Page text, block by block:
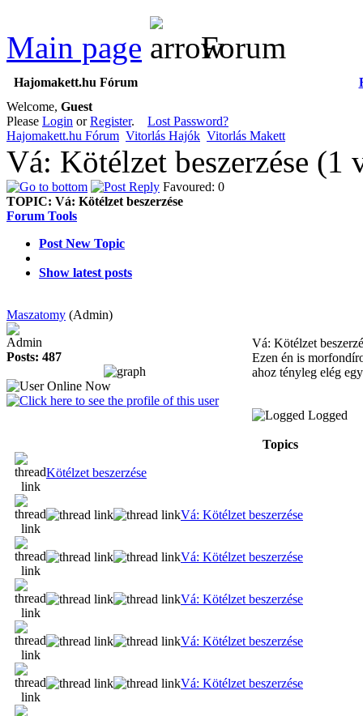
Main page Forum
Hajomakett.hu Fórum
Welcome, Guest
Please Login orRegister. Lost Password?
Hajomakett.hu Fórum Vitorlás Hajók Vitorlás Makett
Vá: Kötélzet beszerzése
Favoured: 0
TOPIC: Vá: Kötélzet beszerzése
Forum Tools
Post New Topic
Show latest posts
Maszatomy (Admin)
Admin
Posts: 487
Vá: Kötélzet
Ezen én is
ahoz tényleg elég
Logged
Topics
Kötélzet beszerzése
Vá: Kötélzet beszerzése
Vá: Kötélzet beszerzése
Vá: Kötélzet beszerzése
Vá: Kötélzet beszerzése
Vá: Kötélzet beszerzése